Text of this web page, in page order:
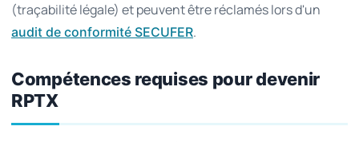
(traçabilité légale) et peuvent être réclamés lors d'un
audit de conformité SECUFER.
Compétences requises pour devenir
RPTX